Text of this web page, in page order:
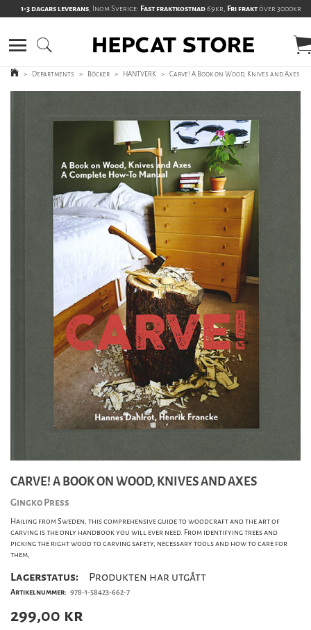
1-3 dagars leverans, Inom Sverige: Fast fraktkostnad69kr, Fri fraktöver 3000kr
> Departments > Böcker > HANTVERK > Carve! A Book on Wood, Knives and Axes
CARVE! A BOOK ON WOOD, KNIVES AND AXES
Gingko Press
Hailing from Sweden, this comprehensive guide to woodcraft and the art of
carving is the only handbook you will ever need. From identifying trees and
picking the right wood to carving safety, necessary tools and how to care for
them,
Lagerstatus: Produkten har utgått
Artikelnummer: 978-1-58423-662-7
299,00 kr